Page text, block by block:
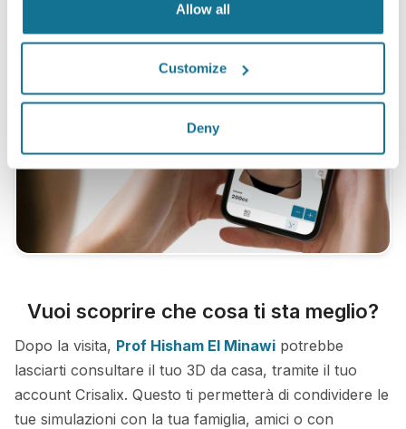
Allow all
Customize
Deny
Vuoi scoprire che cosa ti sta meglio?
Dopo la visita, Prof Hisham El Minawi potrebbe
lasciarti consultare il tuo 3D da casa, tramite il tuo
account Crisalix. Questo ti permetterà di condividere le
tue simulazioni con la tua famiglia, amici o con